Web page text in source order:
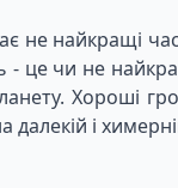
не найкращі
чи не
Хороші
далекій і